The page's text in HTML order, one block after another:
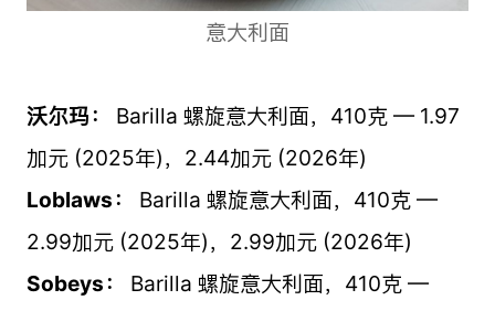
意大利面
沃尔玛：
Barilla 螺旋意大利面，410克 — 1.97
加元 (2025年)，2.44加元 (2026年)
Loblaws：
Barilla 螺旋意大利面，410克 —
2.99加元 (2025年)，2.99加元 (2026年)
Sobeys：
Barilla 螺旋意大利面，410克 —